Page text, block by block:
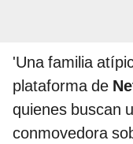
'Una familia
plataforma de
quienes buscan
conmovedora